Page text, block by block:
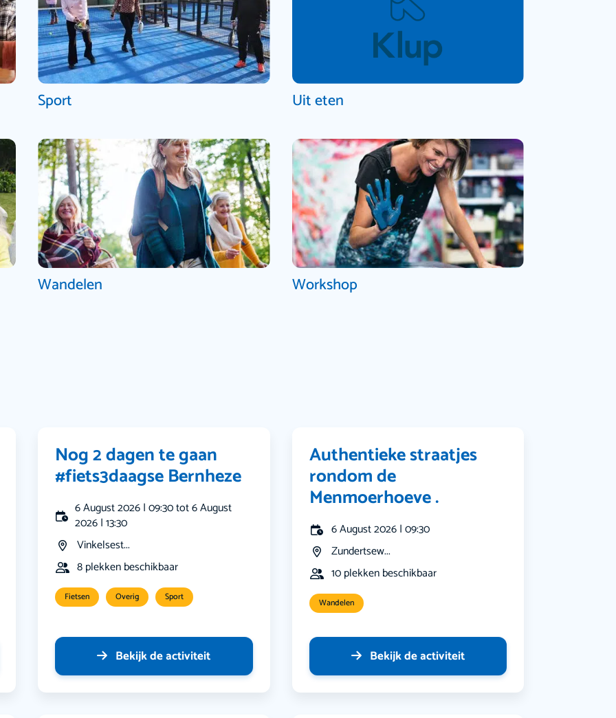
Sport Uit eten
Wandelen Workshop
Nog 2 dagen te gaan
#fiets3daagse Bernheze
6 August 2026 | 09:30 tot 6 August
2026 | 13:30
Vinkelsest...
8 plekken beschikbaar
Fietsen Overig Sport
Bekijk de activiteit
Authentieke straatjes
rondom de
Menmoerhoeve .
6 August 2026 | 09:30
Zundertsew...
10 plekken beschikbaar
Wandelen
Bekijk de activiteit